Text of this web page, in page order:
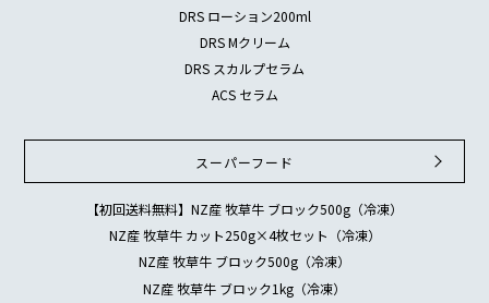
DRS ローション200ml
DRS Mクリーム
DRS スカルプセラム
ACS セラム
スーパーフード
【初回送料無料】NZ産 牧草牛 ブロック500g（冷凍）
NZ産 牧草牛 カット250g×4枚セット（冷凍）
NZ産 牧草牛 ブロック500g（冷凍）
NZ産 牧草牛 ブロック1kg（冷凍）